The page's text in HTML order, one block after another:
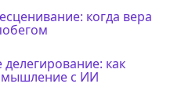
когда вера
как
мышление с ИИ